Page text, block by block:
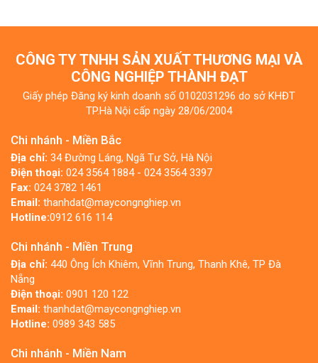
CÔNG TY TNHH SẢN XUẤT THƯƠNG MẠI VÀ
CÔNG NGHIỆP THÀNH ĐẠT
Giấy phép Đăng ký kinh doanh số 0102031296 do sở KHĐT
TP.Hà Nội cấp ngày 28/06/2004
Chi nhánh - Miền Bắc
Địa chỉ: 34 Đường Láng, Ngã Tư Sở, Hà Nội
Điện thoại: 024 3564 1884 - 024 3564 3397
Fax: 024 3782 1461
Email: thanhdat@maycongnghiep.vn
Hotline:0912 616 114
Chi nhánh - Miền Trung
Địa chỉ: 440 Ông Ích Khiêm, Vĩnh Trung, Thanh Khê, TP Đà
Nẵng
Điện thoại: 0901 120 122
Email: thanhdat@maycongnghiep.vn
Hotline: 0989 343 585
Chi nhánh - Miền Nam